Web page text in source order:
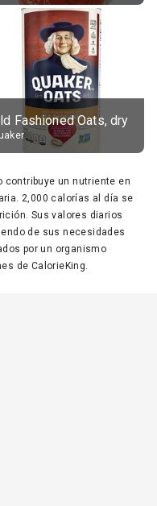
Fashioned Oats, dry
contribuye un nutriente en
2,000 calorías al día se
Sus valores diarios
de sus necesidades
por un organismo
de CalorieKing.